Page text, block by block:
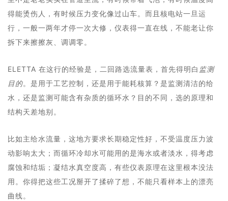
得能烫伤人，有时候压力变化像过山车。而且核电站一旦运
行，一般一两年才停一次大修，仪表得一直在线，不能老让你
拆下来擦擦灰、调调零。
ELETTA 在这行的经验是，二回路选流量表，首先得明白 监测
目的。是用于工艺控制，还是用于能耗核算？是监测清洁的给
水，还是监测可能含有杂质的循环水？目的不同，选的原理和
结构天差地别。
比如主给水流量，这地方要求长期稳定性好，不受温度压力波
动影响太大；而循环冷却水可能用的是海水或者淡水，得考虑
腐蚀和结垢；凝结水真空度高，有些仪表原理在这里根本没法
用。你得把这些工况掰开了揉碎了想，不能只看样本上的漂亮
曲线。